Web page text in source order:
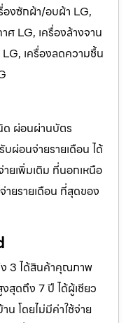
องซักผ้า/อบผ้า LG,
ศ LG, เครื่องล้างจาน
เครื่องลดความชื้น
ด ผ่อนผ่านบัตร
ผ่อนจ่ายรายเดือน ได้
ยเพิ่มเติม ที่นอกเหนือ
ยรายเดือน ที่สุดของ
ง 3 ได้สินค้าคุณภาพ
สุดถึง 7 ปี ได้ผู้เชียว
โดยไม่มีค่าใช้จ่าย